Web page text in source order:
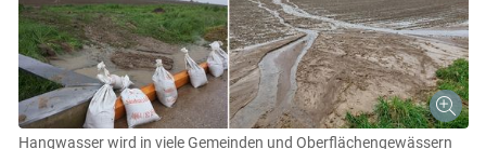
Hangwasser wird in viele Gemeinden und Oberflächengewässern